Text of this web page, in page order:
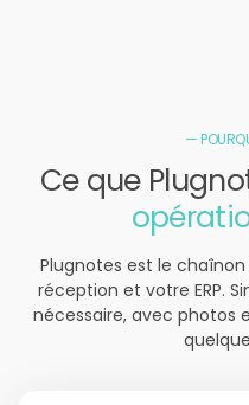
—
Ce que
Plugnotes est le
réception et votre ERP.
nécessaire, avec photos